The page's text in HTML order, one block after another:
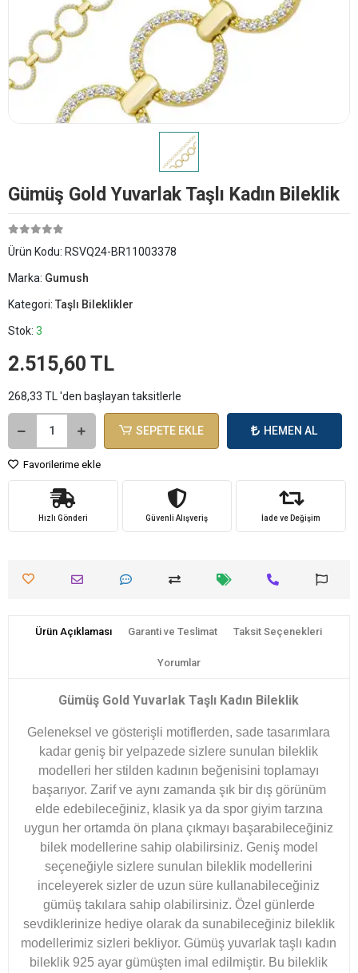
Gümüş Gold Yuvarlak Taşlı Kadın Bileklik
Ürün Kodu: RSVQ24-BR11003378
Marka: Gumush
Kategori: Taşlı Bileklikler
Stok: 3
2.515,60 TL
268,33 TL 'den başlayan taksitlerle
SEPETE EKLE HEMEN AL
Favorilerime ekle
Hızlı Gönderi Güvenli Alışveriş İade ve Değişim
Ürün Açıklaması Garanti ve Teslimat Taksit Seçenekleri
Yorumlar
Gümüş Gold Yuvarlak Taşlı Kadın Bileklik
Geleneksel ve gösterişli motiflerden, sade tasarımlara
kadar geniş bir yelpazede sizlere sunulan bileklik
modelleri her stilden kadının beğenisini toplamayı
başarıyor. Zarif ve aynı zamanda şık bir dış görünüm
elde edebileceğiniz, klasik ya da spor giyim tarzına
uygun her ortamda ön plana çıkmayı başarabileceğiniz
bilek modellerine sahip olabilirsiniz. Geniş model
seçeneğiyle sizlere sunulan bileklik modellerini
inceleyerek sizler de uzun süre kullanabileceğiniz
gümüş takılara sahip olabilirsiniz. Özel günlerde
sevdiklerinize hediye olarak da sunabileceğiniz bileklik
modellerimiz sizleri bekliyor. Gümüş yuvarlak taşlı kadın
bileklik 925 ayar gümüşten imal edilmiştir. Bu bileklik